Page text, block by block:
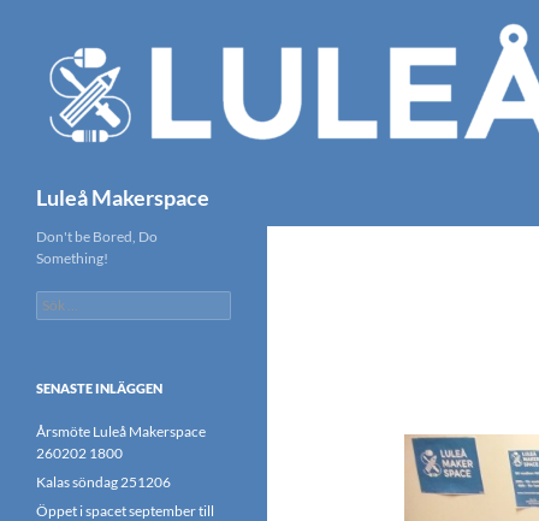
innehåll
Luleå Makerspace
Don't be Bored, Do
Something!
Sök
efter:
SENASTE INLÄGGEN
Årsmöte Luleå Makerspace
260202 1800
Kalas söndag 251206
Öppet i spacet september till